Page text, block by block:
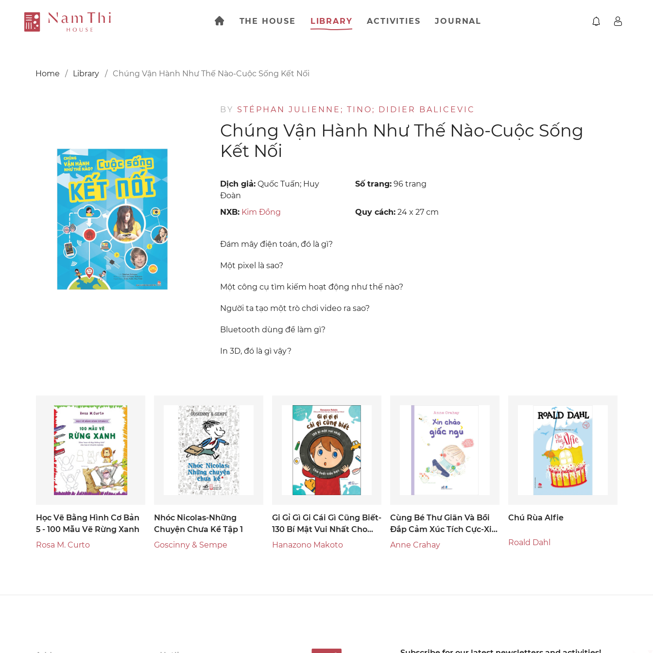
THE HOUSE LIBRARY ACTIVITIES JOURNAL
Home Library Chúng Vận Hành Như Thế Nào-Cuộc Sống Kết Nối
BY STÉPHAN JULIENNE; TINO; DIDIER BALICEVIC
Chúng Vận Hành Như Thế Nào-Cuộc Sống
Kết Nối
Dịch giả: Quốc Tuấn; Huy
Đoàn
Số trang: 96 trang
NXB: Kim Đồng Quy cách: 24 x 27 cm
Đám mây điện toán, đó là gì?
Một pixel là sao?
Một công cụ tìm kiếm hoạt động như thế nào?
Người ta tạo một trò chơi video ra sao?
Bluetooth dùng để làm gì?
In 3D, đó là gì vậy?
Học Vẽ Bằng Hình Cơ Bản
5 - 100 Mẫu Vẽ Rừng Xanh
Rosa M. Curto
Nhóc Nicolas-Những
Chuyện Chưa Kể Tập 1
Goscinny & Sempe
Gi Gỉ Gì Gi Cái Gì Cũng Biết-
130 Bí Mật Vui Nhất Cho
Tuổi Tiểu Học
Hanazono Makoto
Cùng Bé Thư Giãn Và Bồi
Đắp Cảm Xúc Tích Cực-Xin
Chào Giấc Ngủ
Anne Crahay
Chú Rùa Alfie
Roald Dahl